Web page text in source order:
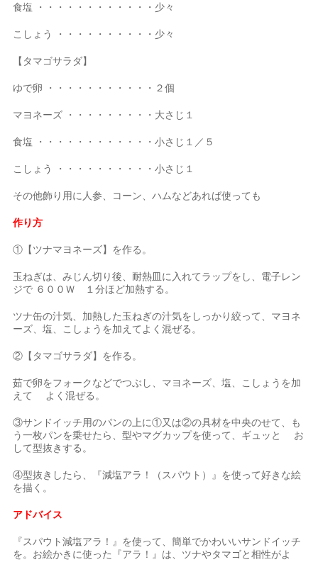
食塩 ・・・・・・・・・・・・少々
こしょう ・・・・・・・・・・少々
【タマゴサラダ】
ゆで卵 ・・・・・・・・・・・２個
マヨネーズ ・・・・・・・・・大さじ１
食塩 ・・・・・・・・・・・・小さじ１／５
こしょう ・・・・・・・・・・小さじ１
その他飾り用に人参、コーン、ハムなどあれば使っても
作り方
①【ツナマヨネーズ】を作る。
玉ねぎは、みじん切り後、耐熱皿に入れてラップをし、電子レン
ジで ６００Ｗ １分ほど加熱する。
ツナ缶の汁気、加熱した玉ねぎの汁気をしっかり絞って、マヨネ
ーズ、塩、こしょうを加えてよく混ぜる。
②【タマゴサラダ】を作る。
茹で卵をフォークなどでつぶし、マヨネーズ、塩、こしょうを加
えて よく混ぜる。
③サンドイッチ用のパンの上に①又は②の具材を中央のせて、も
う一枚パンを乗せたら、型やマグカップを使って、ギュッと お
して型抜きする。
④型抜きしたら、『減塩アラ！（スパウト）』を使って好きな絵
を描く。
アドバイス
『スパウト減塩アラ！』を使って、簡単でかわいいサンドイッチ
を。お絵かきに使った『アラ！』は、ツナやタマゴと相性がよ